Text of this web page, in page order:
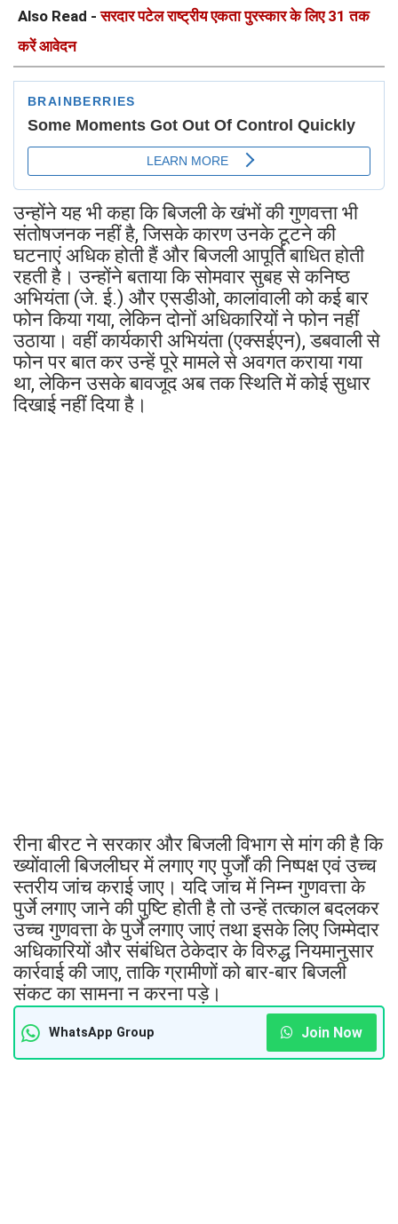
Also Read -सरदार पटेल राष्ट्रीय एकता पुरस्कार के लिए 31 तक
करें आवेदन
उन्होंने यह भी कहा कि बिजली के खंभों की गुणवत्ता भी
संतोषजनक नहीं है, जिसके कारण उनके टूटने की
घटनाएं अधिक होती हैं और बिजली आपूर्ति बाधित होती
रहती है। उन्होंने बताया कि सोमवार सुबह से कनिष्ठ
अभियंता (जे. ई.) और एसडीओ, कालांवाली को कई बार
फोन किया गया, लेकिन दोनों अधिकारियों ने फोन नहीं
उठाया। वहीं कार्यकारी अभियंता (एक्सईएन), डबवाली से
फोन पर बात कर उन्हें पूरे मामले से अवगत कराया गया
था, लेकिन उसके बावजूद अब तक स्थिति में कोई सुधार
दिखाई नहीं दिया है।
रीना बीरट ने सरकार और बिजली विभाग से मांग की है कि
ख्योंवाली बिजलीघर में लगाए गए पुर्जों की निष्पक्ष एवं उच्च
स्तरीय जांच कराई जाए। यदि जांच में निम्न गुणवत्ता के
पुर्जे लगाए जाने की पुष्टि होती है तो उन्हें तत्काल बदलकर
उच्च गुणवत्ता के पुर्जे लगाए जाएं तथा इसके लिए जिम्मेदार
अधिकारियों और संबंधित ठेकेदार के विरुद्ध नियमानुसार
कार्रवाई की जाए, ताकि ग्रामीणों को बार-बार बिजली
संकट का सामना न करना पड़े।
WhatsApp Group Join Now